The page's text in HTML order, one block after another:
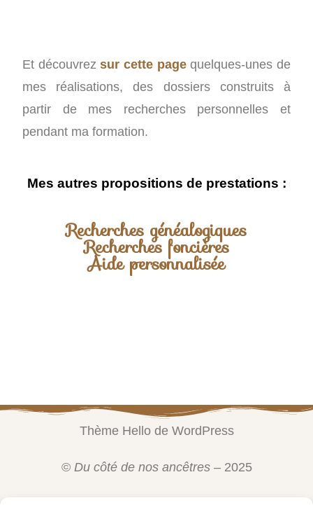
Et découvrezsur cette pagequelques-unes de
mes réalisations, des dossiers construits à
partir de mes recherches personnelles et
pendant ma formation.
Mes autres propositions de prestations :
Recherches généalogiques
Recherches foncières
Aide personnalisée
Thème Hello de WordPress
© Du côté de nos ancêtres– 2025